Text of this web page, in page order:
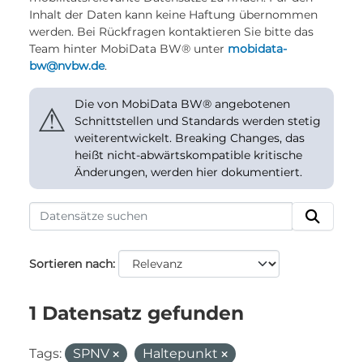
Inhalt der Daten kann keine Haftung übernommen
werden. Bei Rückfragen kontaktieren Sie bitte das
Team hinter MobiData BW® unter mobidata-
bw@nvbw.de.
⚠
Die von MobiData BW® angebotenen
Schnittstellen und Standards werden stetig
weiterentwickelt. Breaking Changes, das
heißt nicht-abwärtskompatible kritische
Änderungen, werden hier dokumentiert.
Sortieren nach
1 Datensatz gefunden
Tags: SPNV
Haltepunkt